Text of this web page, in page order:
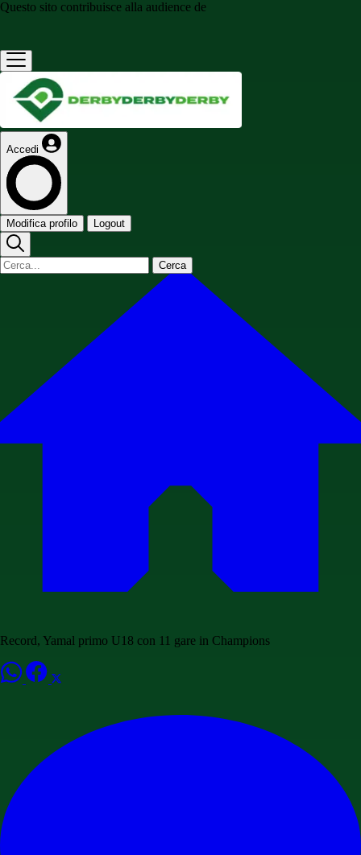
Questo sito contribuisce alla audience de
Accedi
Modifica profilo Logout
Cerca
Record, Yamal primo U18 con 11 gare in Champions